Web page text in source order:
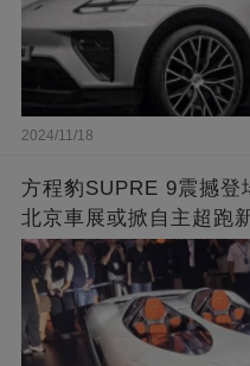
2024/11/18
方程豹SUPRE 9震撼登
北京車展或掀自主超跑